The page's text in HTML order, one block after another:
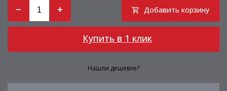
− + Добавить корзину
Купить в 1 клик
Нашли дешевле?